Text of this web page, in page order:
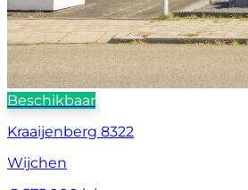
Beschikbaar
Kraaijenberg 8322
Wijchen